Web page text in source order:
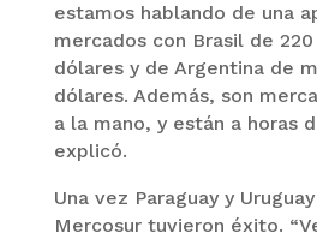
estamos hablando de una
mercados con Brasil de
dólares y de Argentina de
dólares. Además, son
a la mano, y están a horas
explicó.
Una vez Paraguay y
Mercosur tuvieron éxito.